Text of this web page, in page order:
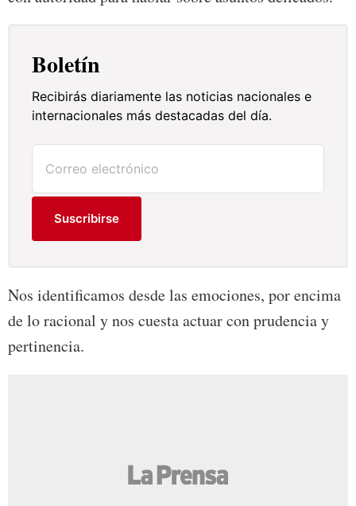
Boletín
Recibirás diariamente las noticias nacionales e
internacionales más destacadas del día.
Suscribirse
Nos identificamos desde las emociones, por encima
de lo racional y nos cuesta actuar con prudencia y
pertinencia.